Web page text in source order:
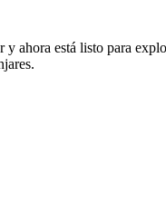
ahora está listo para